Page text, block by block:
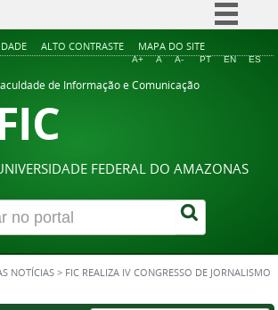
Simplifique!
ALTO CONTRASTE MAPA DO SITE
A+ A A- PT EN ES
de Informação e Comunicação
FEDERAL DO AMAZONAS
NOTÍCIAS > FIC REALIZA IV CONGRESSO DE JORNALISMO